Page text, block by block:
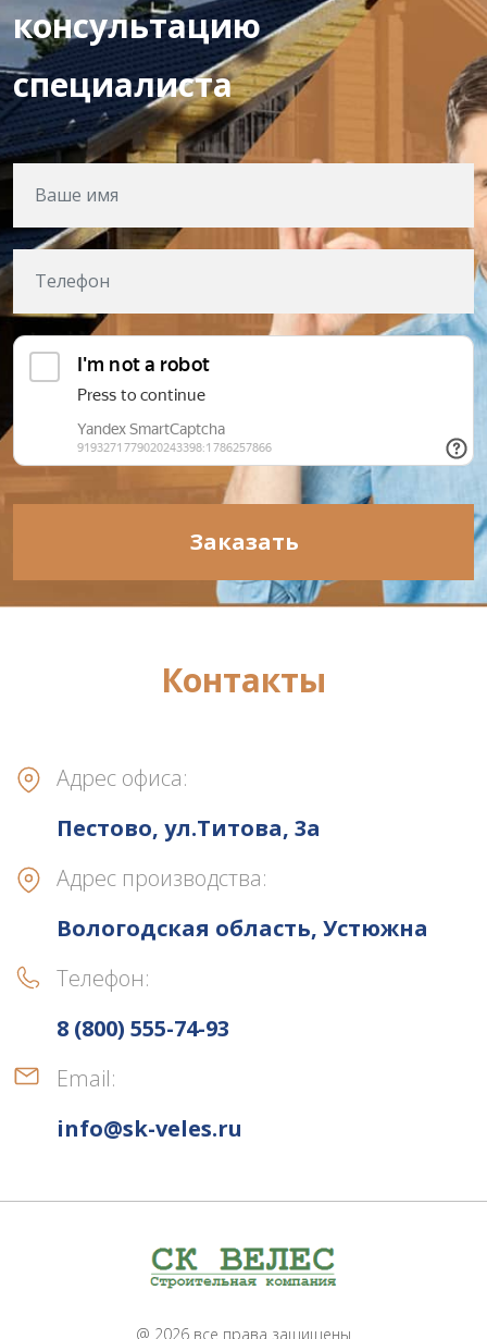
консультацию
специалиста
Заказать
Контакты
Адрес офиса:
Пестово, ул.Титова, 3а
Адрес производства:
Вологодская область, Устюжна
Телефон:
8 (800) 555-74-93
Email:
info@sk-veles.ru
@ 2026 все права защищены